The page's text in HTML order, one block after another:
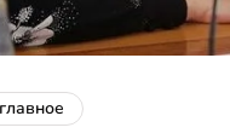
главное